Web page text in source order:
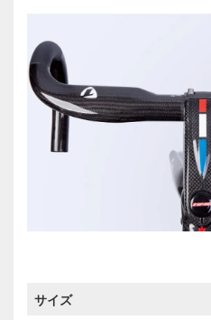
サイズ